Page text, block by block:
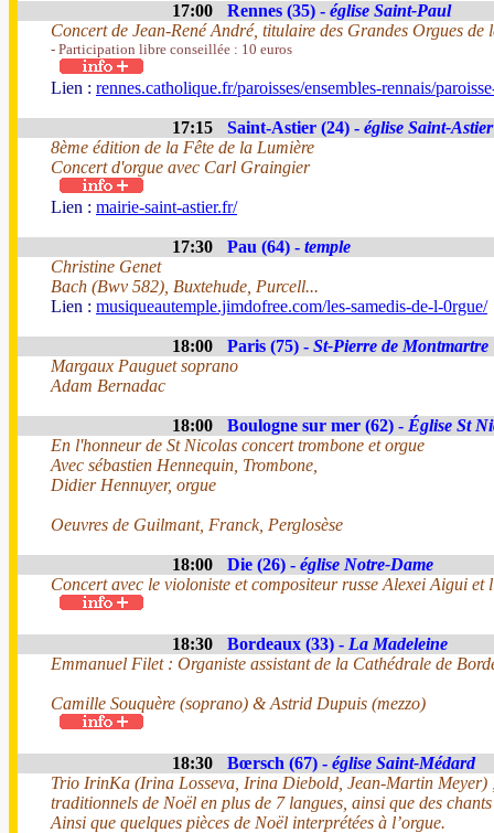
17:00 Rennes (35) - église Saint-Paul
Concert de Jean-René André, titulaire des Grandes Orgues de
- Participation libre conseillée : 10 euros
Lien : rennes.catholique.fr/paroisses/ensembles-rennais/
17:15 Saint-Astier (24) - église Saint-Astier
8ème édition de la Fête de la Lumière
Concert d'orgue avec Carl Graingier
Lien : mairie-saint-astier.fr/
17:30 Pau (64) - temple
Christine Genet
Bach (Bwv 582), Buxtehude, Purcell...
Lien : musiqueautemple.jimdofree.com/les-samedis-de-l-0rgue/
18:00 Paris (75) - St-Pierre de Montmartre
Margaux Pauguet soprano
Adam Bernadac
18:00 Boulogne sur mer (62) - Église St
En l'honneur de St Nicolas concert trombone et orgue
Avec sébastien Hennequin, Trombone,
Didier Hennuyer, orgue
Oeuvres de Guilmant, Franck, Perglosèse
18:00 Die (26) - église Notre-Dame
Concert avec le violoniste et compositeur russe Alexei Aigui et
18:30 Bordeaux (33) - La Madeleine
Emmanuel Filet : Organiste assistant de la Cathédrale de
Camille Souquère (soprano) & Astrid Dupuis (mezzo)
18:30 Bœrsch (67) - église Saint-Médard
Trio IrinKa (Irina Losseva, Irina Diebold, Jean-Martin Meyer)
traditionnels de Noël en plus de 7 langues, ainsi que des
Ainsi que quelques pièces de Noël interprétées à l’orgue.